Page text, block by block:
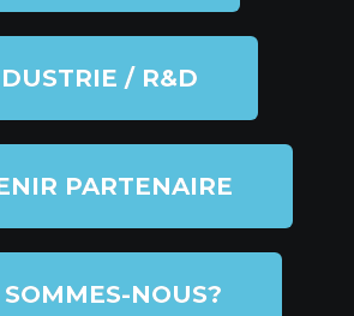
/ R&D
PARTENAIRE
NOUS?